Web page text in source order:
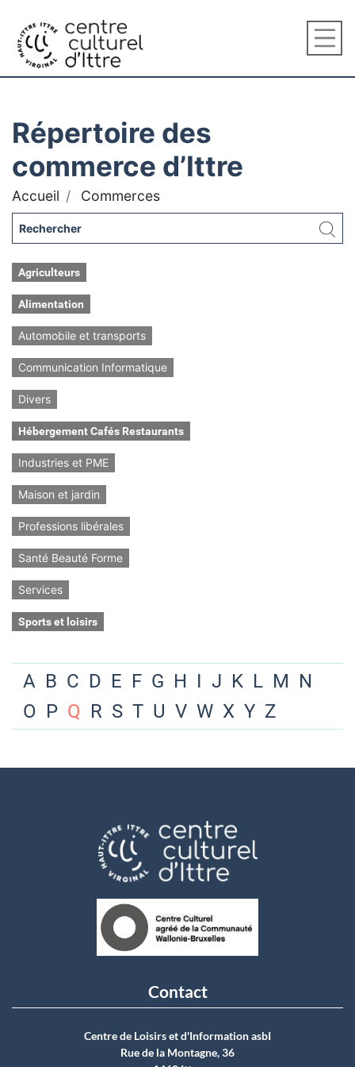
Répertoire des
commerce d’Ittre
Accueil Commerces
Agriculteurs
Alimentation
Automobile et transports
Communication Informatique
Divers
Hébergement Cafés Restaurants
Industries et PME
Maison et jardin
Professions libérales
Santé Beauté Forme
Services
Sports et loisirs
A B C D E F G H I J K L M N
O P Q R S T U V W X Y Z
Contact
Centre de Loisirs et d'Information asbI
Rue de la Montagne, 36